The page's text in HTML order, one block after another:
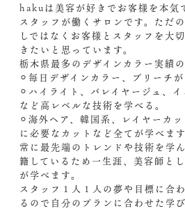
hakuは美容が好きでお客様を本気
スタッフが働くサロンです。ただ
しではなくお客様とスタッフを大
きたいと思っています。
栃木県最多のデザインカラー実績
⚪︎毎日デザインカラー、ブリーチが
⚪︎ハイライト、バレイヤージュ、
など高レベルな技術を学べる。
⚪︎海外ヘア、韓国系、レイヤーカ
に必要なカットなど全てが学べます
常に最先端のトレンドや技術を学
籍しているため一生涯、美容師と
が学べます。
スタッフ１人１人の夢や目標に合
るので自分のプランに合わせた学び